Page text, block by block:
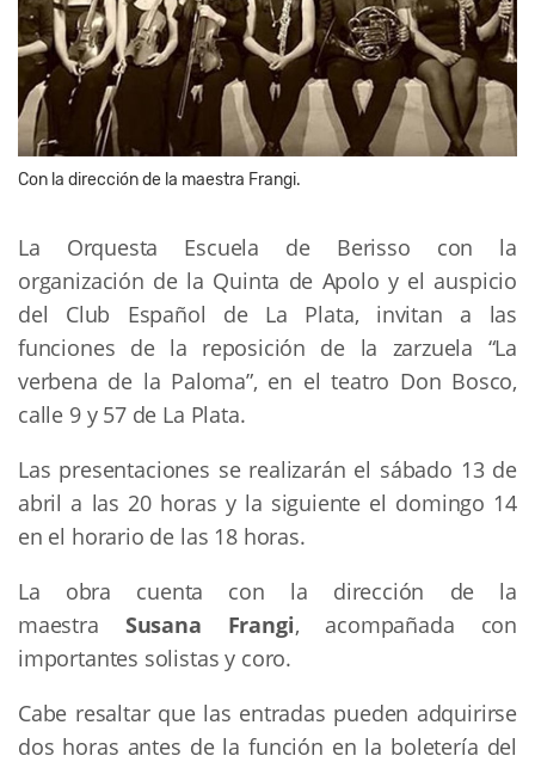
Con la dirección de la maestra Frangi.
La Orquesta Escuela de Berisso con la
organización de la Quinta de Apolo y el auspicio
del Club Español de La Plata, invitan a las
funciones de la reposición de la zarzuela “La
verbena de la Paloma”, en el teatro Don Bosco,
calle 9 y 57 de La Plata.
Las presentaciones se realizarán el sábado 13 de
abril a las 20 horas y la siguiente el domingo 14
en el horario de las 18 horas.
La obra cuenta con la dirección de la
maestra Susana Frangi, acompañada con
importantes solistas y coro.
Cabe resaltar que las entradas pueden adquirirse
dos horas antes de la función en la boletería del